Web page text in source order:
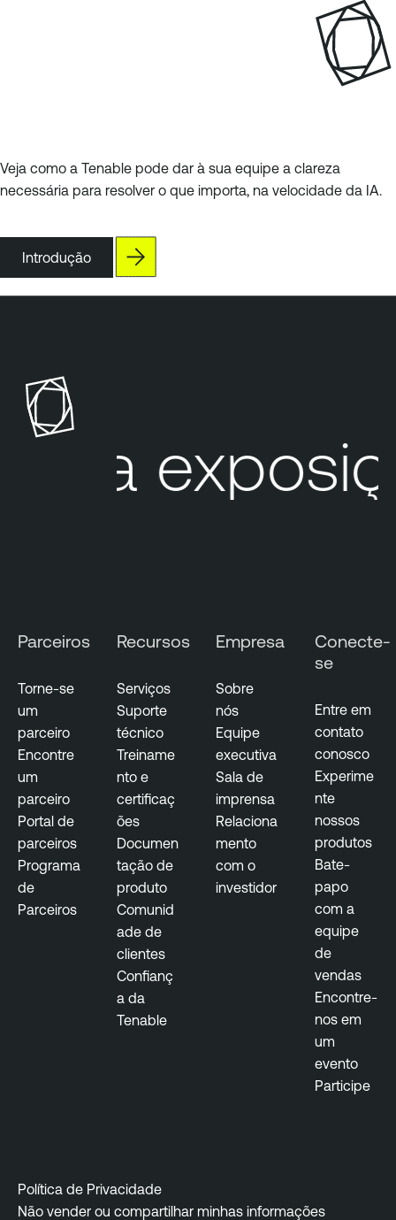
Veja como a Tenable pode dar à sua equipe a clareza
necessária para resolver o que importa, na velocidade da IA.
Introdução
Parceiros
Torne-se
um
parceiro
Encontre
um
parceiro
Portal de
parceiros
Programa
de
Parceiros
Recursos
Serviços
Suporte
técnico
Treiname
nto e
certificaç
ões
Documen
tação de
produto
Comunid
ade de
clientes
Confianç
a da
Tenable
Empresa
Sobre
nós
Equipe
executiva
Sala de
imprensa
Relaciona
mento
com o
investidor
Conecte-
se
Entre em
contato
conosco
Experime
nte
nossos
produtos
Bate-
papo
com a
equipe
de
vendas
Encontre-
nos em
um
evento
Participe
Política de Privacidade
Não vender ou compartilhar minhas informações